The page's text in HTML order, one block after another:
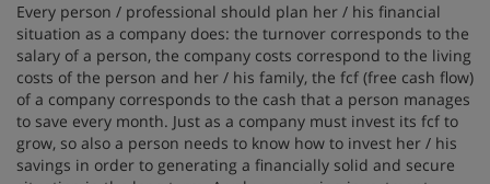
Every person / professional should plan her / his financial
situation as a company does: the turnover corresponds to the
salary of a person, the company costs correspond to the living
costs of the person and her / his family, the fcf (free cash flow)
of a company corresponds to the cash that a person manages
to save every month. Just as a company must invest its fcf to
grow, so also a person needs to know how to invest her / his
savings in order to generating a financially solid and secure